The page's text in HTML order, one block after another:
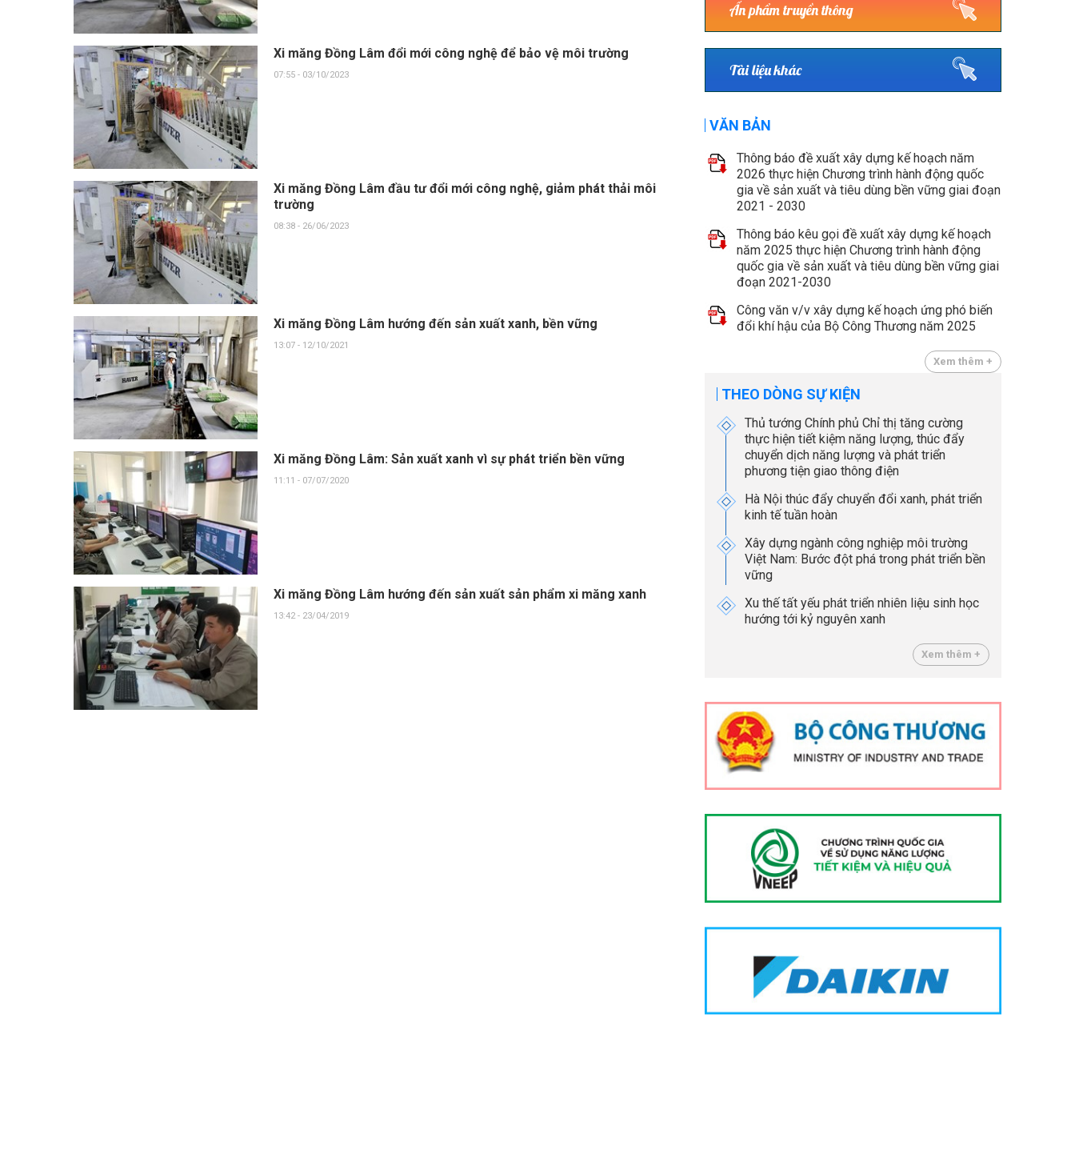
Xi măng Đồng Lâm đổi mới công nghệ để bảo vệ môi trường
07:55 - 03/10/2023
Xi măng Đồng Lâm đầu tư đổi mới công nghệ, giảm phát thải môi
trường
08:38 - 26/06/2023
Xi măng Đồng Lâm hướng đến sản xuất xanh, bền vững
13:07 - 12/10/2021
Xi măng Đồng Lâm: Sản xuất xanh vì sự phát triển bền vững
11:11 - 07/07/2020
Xi măng Đồng Lâm hướng đến sản xuất sản phẩm xi măng xanh
13:42 - 23/04/2019
Ấn phẩm truyền thông
Tài liệu khác
VĂN BẢN
Thông báo đề xuất xây dựng kế hoạch năm
2026 thực hiện Chương trình hành động quốc
gia về sản xuất và tiêu dùng bền vững giai đoạn
2021 - 2030
Thông báo kêu gọi đề xuất xây dựng kế hoạch
năm 2025 thực hiện Chương trình hành động
quốc gia về sản xuất và tiêu dùng bền vững giai
đoạn 2021-2030
Công văn v/v xây dựng kế hoạch ứng phó biến
đổi khí hậu của Bộ Công Thương năm 2025
Xem thêm +
THEO DÒNG SỰ KIỆN
Thủ tướng Chính phủ Chỉ thị tăng cường
thực hiện tiết kiệm năng lượng, thúc đẩy
chuyển dịch năng lượng và phát triển
phương tiện giao thông điện
Hà Nội thúc đẩy chuyển đổi xanh, phát triển
kinh tế tuần hoàn
Xây dựng ngành công nghiệp môi trường
Việt Nam: Bước đột phá trong phát triển bền
vững
Xu thế tất yếu phát triển nhiên liệu sinh học
hướng tới kỷ nguyên xanh
Xem thêm +